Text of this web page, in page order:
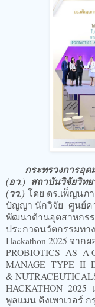
กระทรวงการอุ
(อว.) สถาบันวิจัยวิทย
(วว.) โดย ดร.เพ็ญนภ
ปัญญา นักวิจัย ศูนย์ค
พัฒนาด้านอุตสาหกรร
ประกวดนวัตกรรมทา
Hackathon 2025 จา
PROBIOTICS AS A
MANAGE TYPE II
&
HACKATHON
พูลแมน คิงเพาเวอร์ ก